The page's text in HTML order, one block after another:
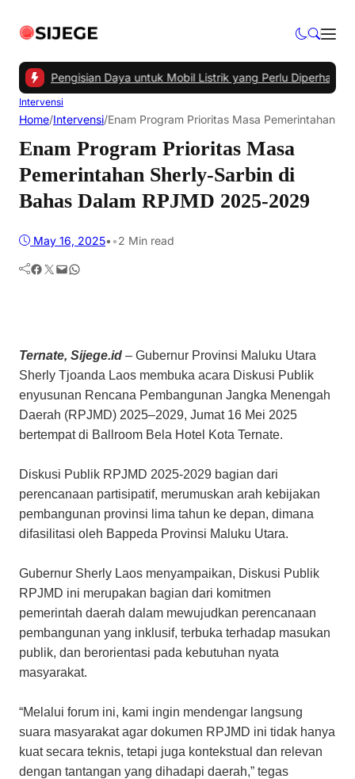
Pengisian Daya untuk Mobil Listrik yang Perlu Diperhatikan
Intervensi
Home/Intervensi/Enam Program Prioritas Masa Pemerintahan
Enam Program Prioritas Masa
Pemerintahan Sherly-Sarbin di
Bahas Dalam RPJMD 2025-2029
May 16, 2025• •2 Min read
Facebook Twitter Mail WhatsApp
Ternate, Sijege.id – Gubernur Provinsi Maluku Utara
Sherly Tjoanda Laos membuka acara Diskusi Publik
enyusunan Rencana Pembangunan Jangka Menengah
Daerah (RPJMD) 2025–2029, Jumat 16 Mei 2025
bertempat di Ballroom Bela Hotel Kota Ternate.
Diskusi Publik RPJMD 2025-2029 bagian dari
perencanaan partisipatif, merumuskan arah kebijakan
pembangunan provinsi lima tahun ke depan, dimana
difasilitasi oleh Bappeda Provinsi Maluku Utara.
Gubernur Sherly Laos menyampaikan, Diskusi Publik
RPJMD ini merupakan bagian dari komitmen
pemerintah daerah dalam mewujudkan perencanaan
pembangunan yang inklusif, terbuka terhadap masukan
publik, dan berorientasi pada kebutuhan nyata
masyarakat.
“Melalui forum ini, kami ingin mendengar langsung
suara masyarakat agar dokumen RPJMD ini tidak hanya
kuat secara teknis, tetapi juga kontekstual dan relevan
dengan tantangan yang dihadapi daerah,” tegas